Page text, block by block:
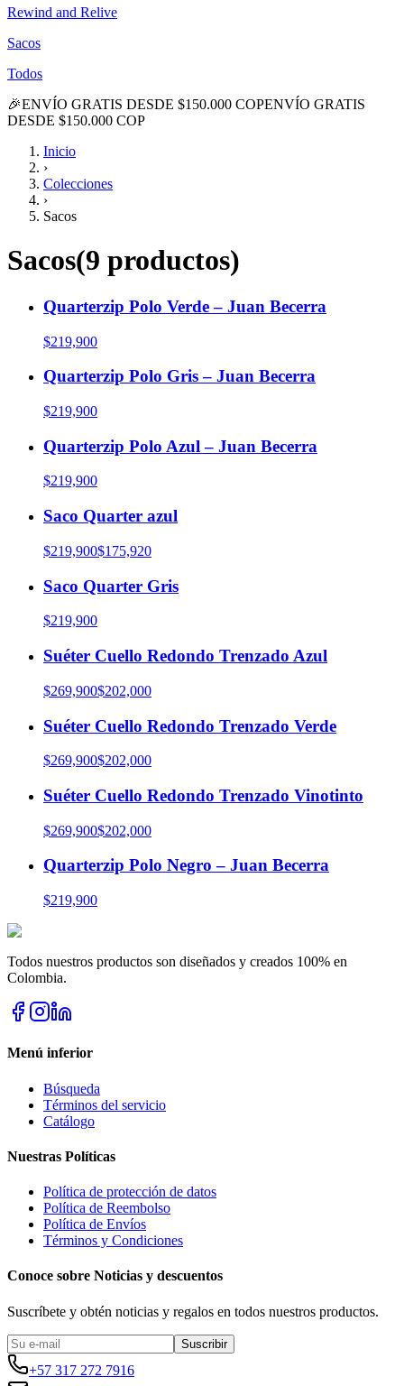
Rewind and Relive
Sacos
Todos
🎉ENVÍO GRATIS DESDE $150.000 COPENVÍO GRATIS
DESDE $150.000 COP
Inicio
›
Colecciones
›
Sacos
Sacos(9 productos)
Quarterzip Polo Verde – Juan Becerra
$219,900
Quarterzip Polo Gris – Juan Becerra
$219,900
Quarterzip Polo Azul – Juan Becerra
$219,900
Saco Quarter azul
$219,900$175,920
Saco Quarter Gris
$219,900
Suéter Cuello Redondo Trenzado Azul
$269,900$202,000
Suéter Cuello Redondo Trenzado Verde
$269,900$202,000
Suéter Cuello Redondo Trenzado Vinotinto
$269,900$202,000
Quarterzip Polo Negro – Juan Becerra
$219,900
Todos nuestros productos son diseñados y creados 100% en
Colombia.
Menú inferior
Búsqueda
Términos del servicio
Catálogo
Nuestras Políticas
Política de protección de datos
Política de Reembolso
Política de Envíos
Términos y Condiciones
Conoce sobre Noticias y descuentos
Suscríbete y obtén noticias y regalos en todos nuestros productos.
Suscribir
+57 317 272 7916